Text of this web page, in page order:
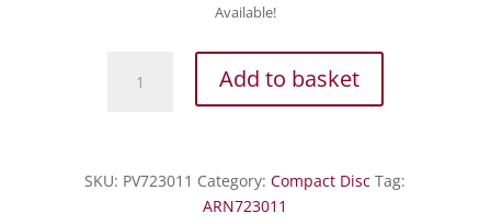
Available!
legacy
Haydn,
Add to basket
SKU: PV723011 Category:Compact Disc Tag:
ARN723011